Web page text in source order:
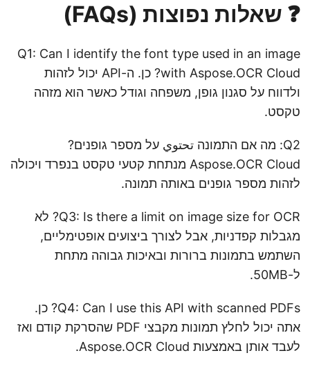
❓ שאלות נפוצות (FAQs)
Q1: Can I identify the font type used in an image
with Aspose.OCR Cloud? כן. ה-API יכול לזהות
ולדווח על סגנון גופן, משפחה וגודל כאשר הוא מזהה
טקסט.
Q2: מה אם התמונה تحتوي על מספר גופנים?
Aspose.OCR Cloud מנתחת קטעי טקסט בנפרד ויכולה
לזהות מספר גופנים באותה תמונה.
Q3: Is there a limit on image size for OCR? לא
מגבלות קפדניות, אבל לצורך ביצועים אופטימליים,
השתמש בתמונות ברורות ובאיכות גבוהה מתחת
ל-50MB.
Q4: Can I use this API with scanned PDFs? כן.
אתה יכול לחלץ תמונות מקבצי PDF שהסרקת קודם ואז
לעבד אותן באמצעות Aspose.OCR Cloud.